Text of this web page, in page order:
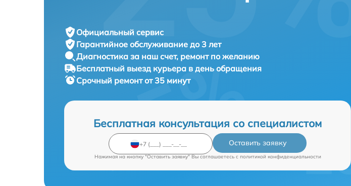
Официальный сервис
Гарантийное обслуживание до 3 лет
Диагностика за наш счет, ремонт по желанию
Бесплатный выезд курьера в день обращения
Срочный ремонтот 35 минут
Бесплатная консультация со специалистом
Оставить заявку
Нажимая на кнопку "Оставить заявку" Вы соглашаетесь c политикой конфиденциальности